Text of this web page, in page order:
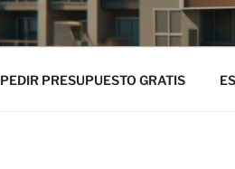
PEDIR PRESUPUESTO GRATIS